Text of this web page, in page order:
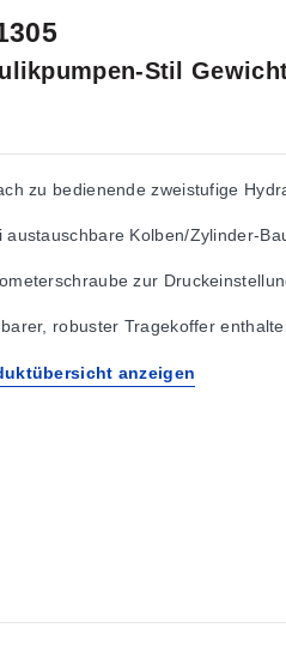
Stil
zu bedienende zweistufige
austauschbare Kolben/Zylinder-
zur
robuster Tragekoffer
anzeigen